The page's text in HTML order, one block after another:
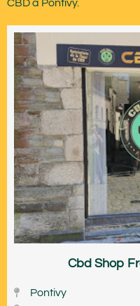
CBD à Pontivy.
Cbd Shop
Pontivy